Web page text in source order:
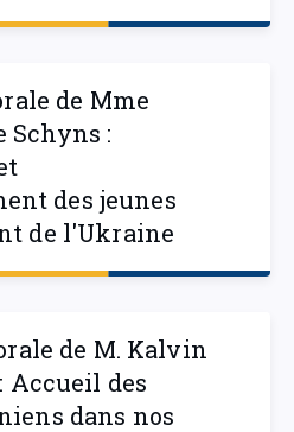
de Mme
Schyns :
des jeunes
de l'Ukraine
de M. Kalvin
Accueil des
dans nos